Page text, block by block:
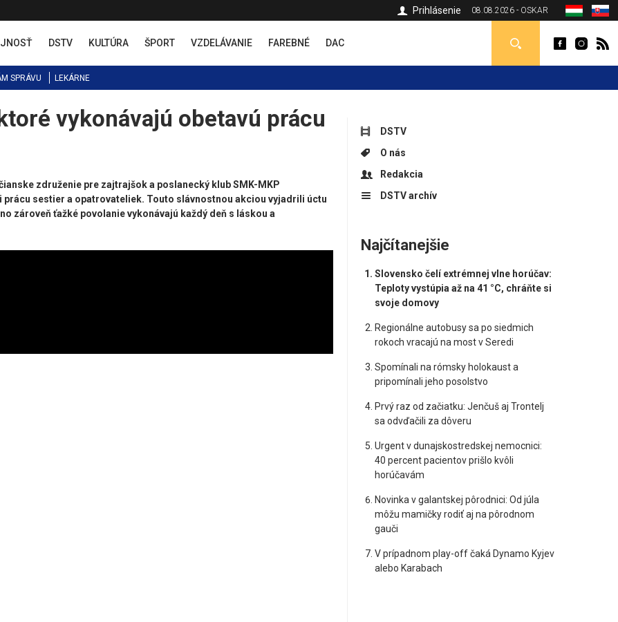
08.08.2026 - OSKAR
Prihlásenie
DSTV KULTÚRA ŠPORT VZDELÁVANIE FAREBNÉ DAC
SPRÁVU LEKÁRNE
vykonávajú obetavú prácu
združenie pre zajtrajšok a poslanecký klub SMK-MKP
sestier a opatrovateliek. Touto slávnostnou akciou vyjadrili úctu
zároveň ťažké povolanie vykonávajú každý deň s láskou a
DSTV
O nás
Redakcia
DSTV archív
Najčítanejšie
Slovensko čelí extrémnej vlne horúčav:
Teploty vystúpia až na 41 °C, chráňte si
svoje domovy
Regionálne autobusy sa po siedmich
rokoch vracajú na most v Seredi
Spomínali na rómsky holokaust a
pripomínali jeho posolstvo
Prvý raz od začiatku: Jenčuš aj Trontelj
sa odvďačili za dôveru
Urgent v dunajskostredskej nemocnici:
40 percent pacientov prišlo kvôli
horúčavám
Novinka v galantskej pôrodnici: Od júla
môžu mamičky rodiť aj na pôrodnom
gauči
V prípadnom play-off čaká Dynamo Kyjev
alebo Karabach